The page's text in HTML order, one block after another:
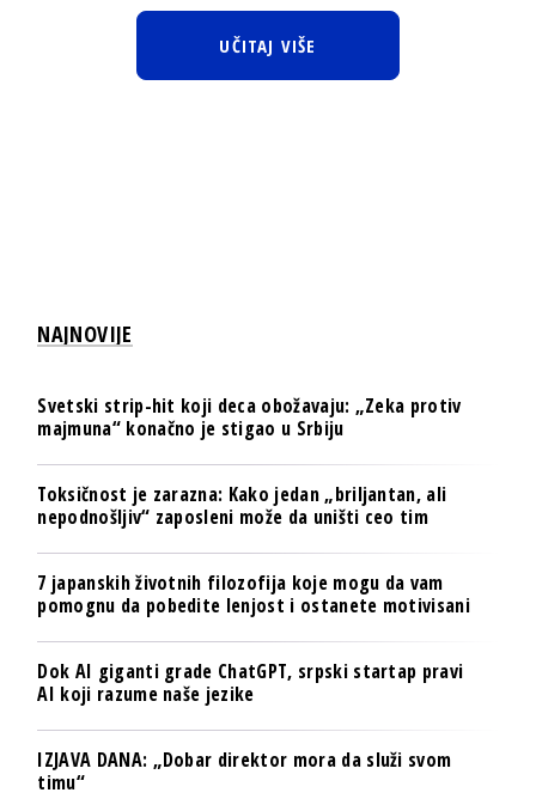
UČITAJ VIŠE
NAJNOVIJE
Svetski strip-hit koji deca obožavaju: „Zeka protiv
majmuna“ konačno je stigao u Srbiju
Toksičnost je zarazna: Kako jedan „briljantan, ali
nepodnošljiv“ zaposleni može da uništi ceo tim
7 japanskih životnih filozofija koje mogu da vam
pomognu da pobedite lenjost i ostanete motivisani
Dok AI giganti grade ChatGPT, srpski startap pravi
AI koji razume naše jezike
IZJAVA DANA: „Dobar direktor mora da služi svom
timu“